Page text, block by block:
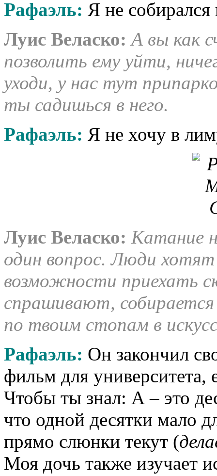
Рафаэль: Я не собирался
Луис Веласко: А вы как
позволить ему уйти,
уходи, у нас тут
ты садишься в него.
Рафаэль: Я не хочу в
Луис Веласко: Катание
один вопрос. Люди
возможности приехать
спрашивают,
по твоим стопам в
Рафаэль: Он закончил
фильм для
Чтобы ты знал: А – это
что одной десятки мало
прямо слюнки текут (
Моя дочь также изучает